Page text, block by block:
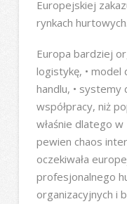
Europejskiej
rynkach
Europa bardziej
logistykę, • model
handlu, • systemy
współpracy, niż
właśnie dlatego
pewien chaos
oczekiwała
profesjonalnego
organizacyjnych i